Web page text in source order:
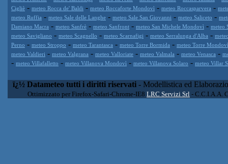
Cigliè - meteo Rocca de' Baldi - meteo Roccaforte Mondovì - meteo Roccasparvera -
meteo Ruffia - meteo Sale delle Langhe - meteo Sale San Giovanni - meteo Saliceto -
Damiano Macra - meteo Sanfrè - meteo Sanfront - meteo San Michele Mondovì - meteo
meteo Savigliano - meteo Scagnello - meteo Scarnafigi - meteo Serralunga d'Alba -
Perno - meteo Stroppo - meteo Tarantasca - meteo Torre Bormida - meteo Torre Mondovì
meteo Valdieri - meteo Valgrana - meteo Valloriate - meteo Valmala - meteo Venasca -
- meteo Villafalletto - meteo Villanova Mondovì - meteo Villanova Solaro - meteo Villar
ï¿½ Datameteo tutti i diritti riservati - Modellistica ed
Ottimizzato per Firefox-Safari-Chrome-IE8 LRC Servizi Srl - C.C.I.A.A.